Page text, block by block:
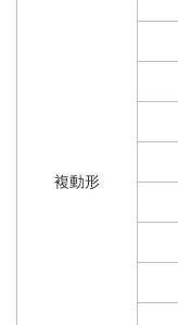
複動形